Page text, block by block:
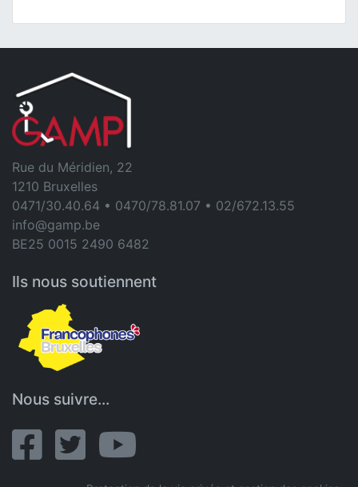
Rue du Méridien, 22
1210 Bruxelles
0471/30.40.64 • 0470/78.81.07 • 02/672.13.55
info@gamp.be
BE25 0015 2490 6482
Ils nous soutiennent
Nous suivre...